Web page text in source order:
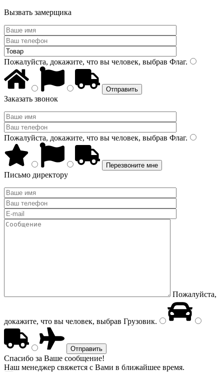
Вызвать замерщика
Пожалуйста, докажите, что вы человек, выбрав Флаг.
Заказать звонок
Пожалуйста, докажите, что вы человек, выбрав Флаг.
Письмо директору
Пожалуйста,
докажите, что вы человек, выбрав Грузовик.
Спасибо за Ваше сообщение!
Наш менеджер свяжется с Вами в ближайшее время.